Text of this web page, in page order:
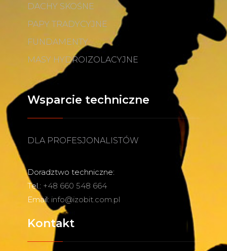
DACHY SKOŚNE
PAPY TRADYCYJNE
FUNDAMENTY
MASY HYDROIZOLACYJNE
Wsparcie techniczne
DLA PROFESJONALISTÓW
Doradztwo techniczne:
Tel.: +48 660 548 664
Email: info@izobit.com.pl
Kontakt